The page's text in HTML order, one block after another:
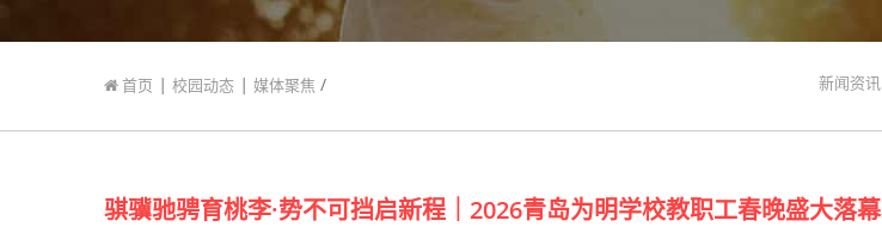
首页 | 校园动态 | 媒体聚焦 / 新闻资讯
骐骥驰骋育桃李·势不可挡启新程｜2026青岛为明学校教职工春晚盛大落幕